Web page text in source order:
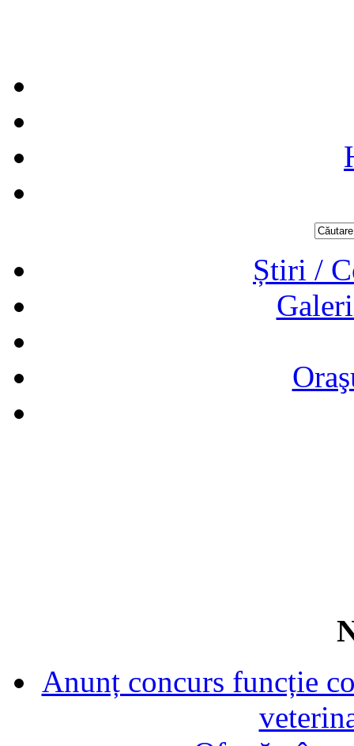
Știri /
Anunț concurs funcție